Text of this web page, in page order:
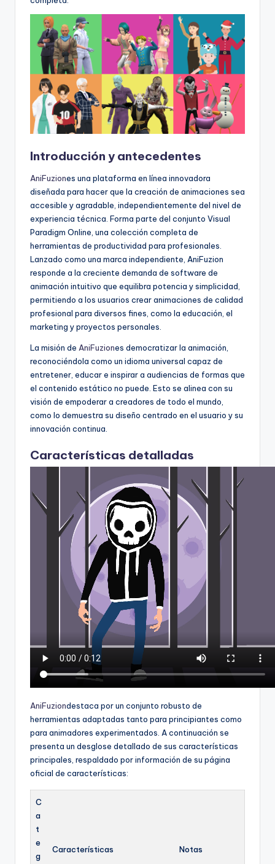
S
w
d
U
p
d
Introducción y antecedentes
AniFuziones una plataforma en línea innovadora
diseñada para hacer que la creación de animaciones sea
accesible y agradable, independientemente del nivel de
experiencia técnica. Forma parte del conjunto Visual
Paradigm Online, una colección completa de
herramientas de productividad para profesionales.
Lanzado como una marca independiente, AniFuzion
responde a la creciente demanda de software de
animación intuitivo que equilibra potencia y simplicidad,
permitiendo a los usuarios crear animaciones de calidad
profesional para diversos fines, como la educación, el
marketing y proyectos personales.
La misión de AniFuziones democratizar la animación,
reconociéndola como un idioma universal capaz de
entretener, educar e inspirar a audiencias de formas que
el contenido estático no puede. Esto se alinea con su
visión de empoderar a creadores de todo el mundo,
como lo demuestra su diseño centrado en el usuario y su
innovación continua.
Características detalladas
AniFuziondestaca por un conjunto robusto de
herramientas adaptadas tanto para principiantes como
para animadores experimentados. A continuación se
presenta un desglose detallado de sus características
principales, respaldado por información de su página
oficial de características:
C
a
t
e
g
Características Notas